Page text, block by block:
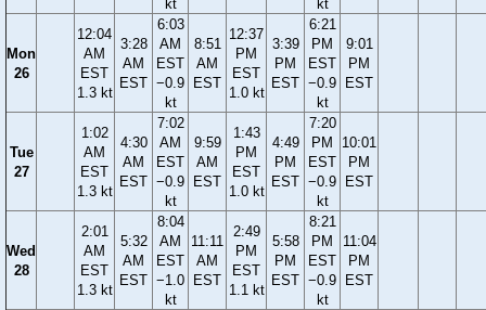
kt
kt
Mon
26
12:04
AM
EST
1.3 kt
3:28
AM
EST
6:03
AM
EST
−0.9
kt
8:51
AM
EST
12:37
PM
EST
1.0 kt
3:39
PM
EST
6:21
PM
EST
−0.9
kt
9:01
PM
EST
Tue
27
1:02
AM
EST
1.3 kt
4:30
AM
EST
7:02
AM
EST
−0.9
kt
9:59
AM
EST
1:43
PM
EST
1.0 kt
4:49
PM
EST
7:20
PM
EST
−0.9
kt
10:01
PM
EST
Wed
28
2:01
AM
EST
1.3 kt
5:32
AM
EST
8:04
AM
EST
−1.0
kt
11:11
AM
EST
2:49
PM
EST
1.1 kt
5:58
PM
EST
8:21
PM
EST
−0.9
kt
11:04
PM
EST